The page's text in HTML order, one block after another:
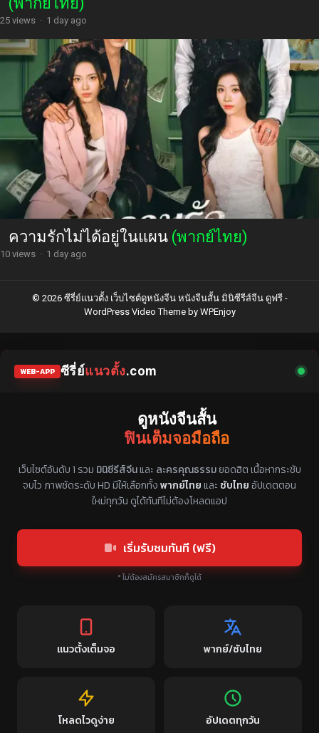
25 views · 1 day ago
ความรักไม่ได้อยู่ในแผน (พากย์ไทย)
10 views · 1 day ago
© 2026 ซีรี่ย์แนวตั้ง เว็บไซต์ดูหนังจีน หนังจีนสั้น มินิซีรีส์จีน ดูฟรี -
WordPress Video Themeby WPEnjoy
WEB-APP ซีรี่ย์แนวตั้ง.com
ดูหนังจีนสั้น
ฟินเต็มจอมือถือ
แหล่งรวมซีรี่ย์จีนแนวตั้ง พากย์ไทย ซับไทย
เว็บไซต์อันดับ 1 รวม มินิซีรีส์จีนและ ละครคุณธรรมยอดฮิต เนื้อหากระชับ
จบไว ภาพชัดระดับ HD มีให้เลือกทั้งพากย์ไทยและ ซับไทยอัปเดตตอน
ใหม่ทุกวัน ดูได้ทันทีไม่ต้องโหลดแอป
เริ่มรับชมทันที (ฟรี)
* ไม่ต้องสมัครสมาชิกก็ดูได้
แนวตั้งเต็มจอ พากย์/ซับไทย
โหลดไวดูง่าย อัปเดตทุกวัน